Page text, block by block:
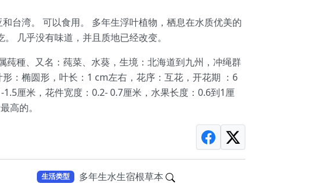
台湾。 可以食用。 多年生浮叶植物，栖息在水质优美的
几乎没有味道，并且质地已经改变。
種、又名：莼菜、水葵，生境：北海道到九州，冲绳群
：椭圆形，叶长：1 cm左右，花序：互花，开花期 ：6
厘米，花件宽度：0.2- 0.7厘米，水果长度：0.6到1厘
高的。
生活类型 多年生水生宿根草本